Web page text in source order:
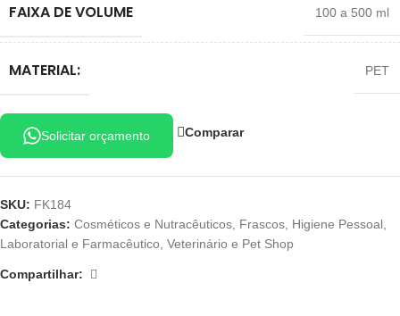
FAIXA DE VOLUME 100 a 500 ml
MATERIAL: PET
Solicitar orçamento Comparar
SKU: FK184
Categorias: Cosméticos e Nutracêuticos Frascos Higiene Pessoal
Laboratorial e Farmacêutico Veterinário e Pet Shop
Compartilhar: